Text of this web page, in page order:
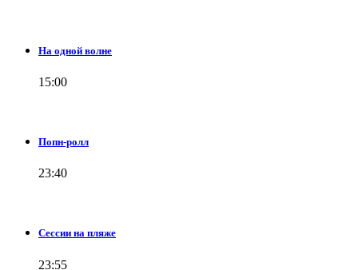
На одной волне
15:00
Попн-ролл
23:40
Сессии на пляже
23:55